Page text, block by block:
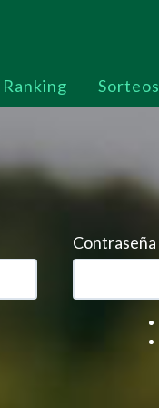
Ranking Sorteos
Contraseña